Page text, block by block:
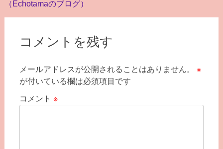
ナ
（Echotamaのブログ）
コメントを残す
メールアドレスが公開されることはありません。
※
が付いている欄は必須項目です
コメント ※